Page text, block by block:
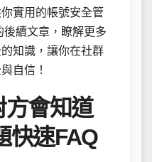
實用的帳號安全管
續文章，瞭解更多
知識，讓你在社群
自信！
方會知道
快速FAQ